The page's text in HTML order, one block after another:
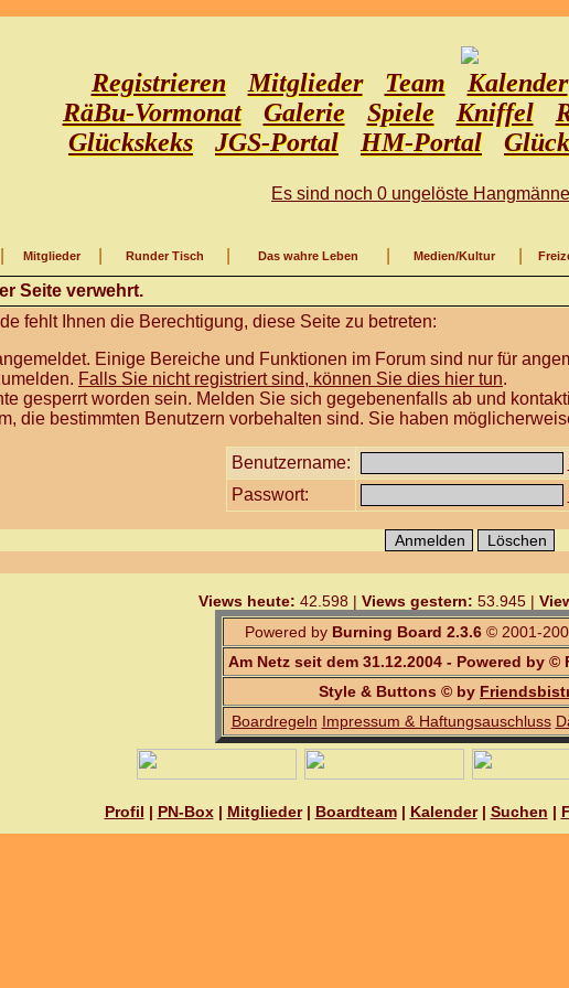
Registrieren Mitglieder Team Kalender
RäBu-Vormonat
Galerie Spiele Kniffel
Glückskeks
JGS-Portal HM-Portal
Es sind noch 0 ungelöste
Mitglieder Runder Tisch Das wahre Leben Medien/Kultur
Seite verwehrt.
fehlt Ihnen die Berechtigung, diese Seite zu betreten:
Einige Bereiche und Funktionen im Forum sind nur für
Falls Sie nicht registriert sind, können Sie dies hier tun.
gesperrt worden sein. Melden Sie sich gegebenenfalls ab und
die bestimmten Benutzern vorbehalten sind. Sie haben
Benutzername:
Passwort:
Views heute: 42.598 | Views gestern: 53.945 |
Powered by Burning Board 2.3.6© 2001-
Am Netz seit dem 31.12.2004 - Powered by
Style & Buttons © by
Boardregeln Impressum & Haftungsauschluss
Profil | PN-Box| Mitglieder| Boardteam| Kalender| Suchen |